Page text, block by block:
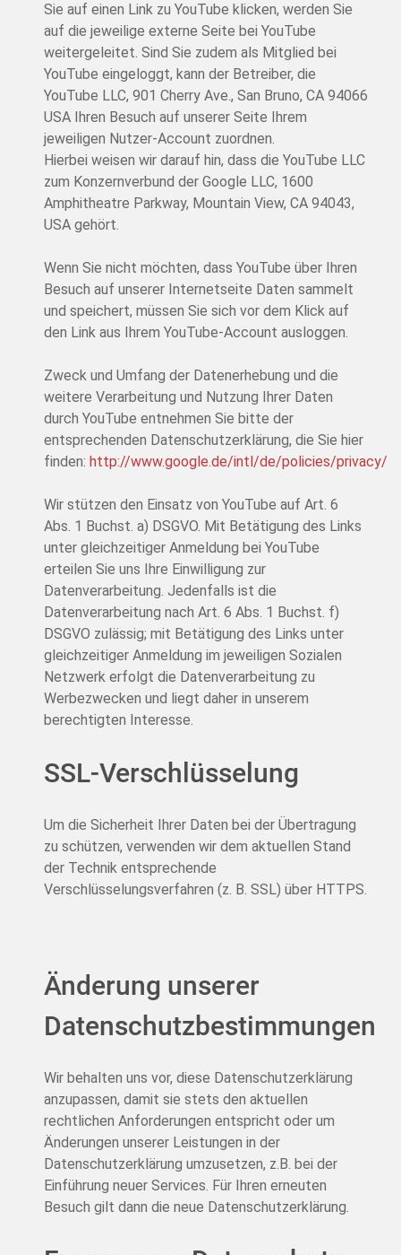
Sie auf einen Link zu YouTube klicken, werden Sie
auf die jeweilige externe Seite bei YouTube
weitergeleitet. Sind Sie zudem als Mitglied bei
YouTube eingeloggt, kann der Betreiber, die
YouTube LLC, 901 Cherry Ave., San Bruno, CA 94066
USA Ihren Besuch auf unserer Seite Ihrem
jeweiligen Nutzer-Account zuordnen.
Hierbei weisen wir darauf hin, dass die YouTube LLC
zum Konzernverbund der Google LLC, 1600
Amphitheatre Parkway, Mountain View, CA 94043,
USA gehört.
Wenn Sie nicht möchten, dass YouTube über Ihren
Besuch auf unserer Internetseite Daten sammelt
und speichert, müssen Sie sich vor dem Klick auf
den Link aus Ihrem YouTube-Account ausloggen.
Zweck und Umfang der Datenerhebung und die
weitere Verarbeitung und Nutzung Ihrer Daten
durch YouTube entnehmen Sie bitte der
entsprechenden Datenschutzerklärung, die Sie hier
finden: http://www.google.de/intl/de/policies/privacy/
Wir stützen den Einsatz von YouTube auf Art. 6
Abs. 1 Buchst. a) DSGVO. Mit Betätigung des Links
unter gleichzeitiger Anmeldung bei YouTube
erteilen Sie uns Ihre Einwilligung zur
Datenverarbeitung. Jedenfalls ist die
Datenverarbeitung nach Art. 6 Abs. 1 Buchst. f)
DSGVO zulässig; mit Betätigung des Links unter
gleichzeitiger Anmeldung im jeweiligen Sozialen
Netzwerk erfolgt die Datenverarbeitung zu
Werbezwecken und liegt daher in unserem
berechtigten Interesse.
SSL-Verschlüsselung
Um die Sicherheit Ihrer Daten bei der Übertragung
zu schützen, verwenden wir dem aktuellen Stand
der Technik entsprechende
Verschlüsselungsverfahren (z. B. SSL) über HTTPS.
Änderung unserer
Datenschutzbestimmungen
Wir behalten uns vor, diese Datenschutzerklärung
anzupassen, damit sie stets den aktuellen
rechtlichen Anforderungen entspricht oder um
Änderungen unserer Leistungen in der
Datenschutzerklärung umzusetzen, z.B. bei der
Einführung neuer Services. Für Ihren erneuten
Besuch gilt dann die neue Datenschutzerklärung.